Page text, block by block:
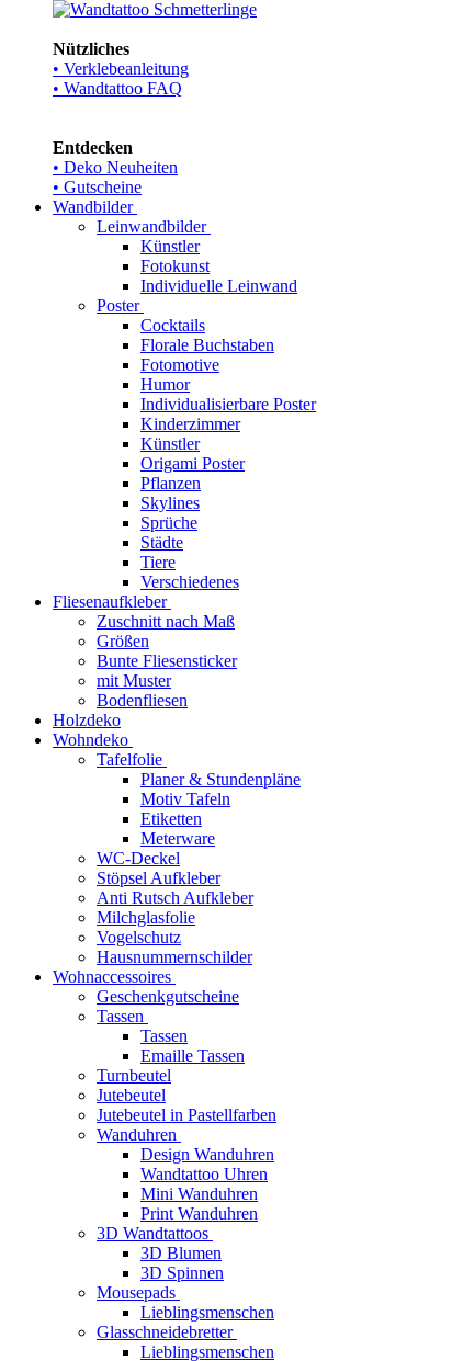
Nützliches
• Verklebeanleitung
• Wandtattoo FAQ
Entdecken
• Deko Neuheiten
• Gutscheine
Wandbilder
Leinwandbilder
Künstler
Fotokunst
Individuelle Leinwand
Poster
Cocktails
Florale Buchstaben
Fotomotive
Humor
Individualisierbare Poster
Kinderzimmer
Künstler
Origami Poster
Pflanzen
Skylines
Sprüche
Städte
Tiere
Verschiedenes
Fliesenaufkleber
Zuschnitt nach Maß
Größen
Bunte Fliesensticker
mit Muster
Bodenfliesen
Holzdeko
Wohndeko
Tafelfolie
Planer & Stundenpläne
Motiv Tafeln
Etiketten
Meterware
WC-Deckel
Stöpsel Aufkleber
Anti Rutsch Aufkleber
Milchglasfolie
Vogelschutz
Hausnummernschilder
Wohnaccessoires
Geschenkgutscheine
Tassen
Tassen
Emaille Tassen
Turnbeutel
Jutebeutel
Jutebeutel in Pastellfarben
Wanduhren
Design Wanduhren
Wandtattoo Uhren
Mini Wanduhren
Print Wanduhren
3D Wandtattoos
3D Blumen
3D Spinnen
Mousepads
Lieblingsmenschen
Glasschneidebretter
Lieblingsmenschen